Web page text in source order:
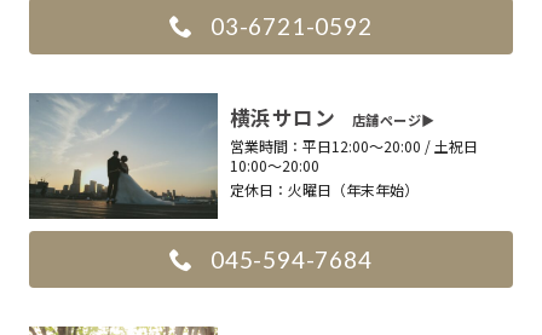
03-6721-0592
横浜サロン 店舗ページ▶︎
営業時間： 平日12:00〜20:00 / 土祝日
10:00〜20:00
定休日： 火曜日（年末年始）
045-594-7684